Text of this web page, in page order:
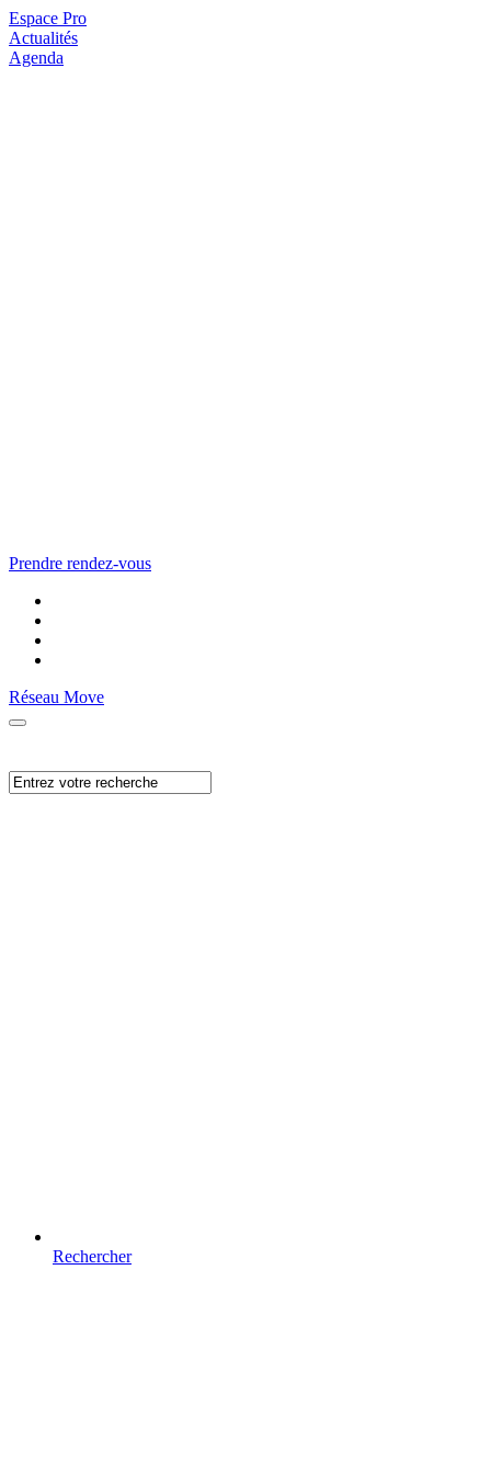
Espace Pro
Actualités
Agenda
Prendre rendez-vous
Réseau Move
Rechercher